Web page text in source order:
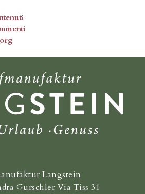
Langstein
Gurschler Via Tiss 31